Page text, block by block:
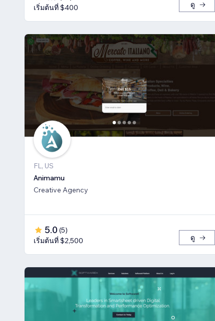
เริ่มต้นที่ $400
ดู
FL, US
Animamu
Creative Agency
5.0 (5)
เริ่มต้นที่ $2,500
ดู